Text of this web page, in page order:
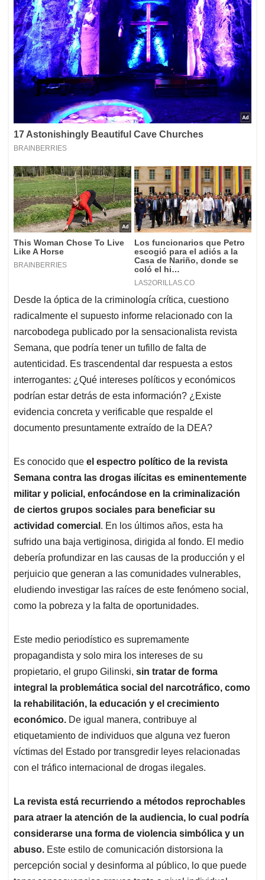
Desde la óptica de la criminología crítica, cuestiono
radicalmente el supuesto informe relacionado con la
narcobodega publicado por la sensacionalista revista
Semana, que podría tener un tufillo de falta de
autenticidad. Es trascendental dar respuesta a estos
interrogantes: ¿Qué intereses políticos y económicos
podrían estar detrás de esta información? ¿Existe
evidencia concreta y verificable que respalde el
documento presuntamente extraído de la DEA?
Es conocido que el espectro político de la revista
Semana contra las drogas ilícitas es eminentemente
militar y policial, enfocándose en la criminalización
de ciertos grupos sociales para beneficiar su
actividad comercial . En los últimos años, esta ha
sufrido una baja vertiginosa, dirigida al fondo. El medio
debería profundizar en las causas de la producción y el
perjuicio que generan a las comunidades vulnerables,
eludiendo investigar las raíces de este fenómeno social,
como la pobreza y la falta de oportunidades.
Este medio periodístico es supremamente
propagandista y solo mira los intereses de su
propietario, el grupo Gilinski, sin tratar de forma
integral la problemática social del narcotráfico, como
la rehabilitación, la educación y el crecimiento
económico. De igual manera, contribuye al
etiquetamiento de individuos que alguna vez fueron
víctimas del Estado por transgredir leyes relacionadas
con el tráfico internacional de drogas ilegales.
La revista está recurriendo a métodos reprochables
para atraer la atención de la audiencia, lo cual podría
considerarse una forma de violencia simbólica y un
abuso. Este estilo de comunicación distorsiona la
percepción social y desinforma al público, lo que puede